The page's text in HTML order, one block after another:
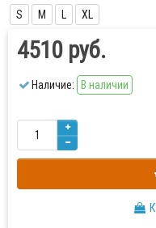
S
M L XL
4510 руб.
Наличие: В наличии